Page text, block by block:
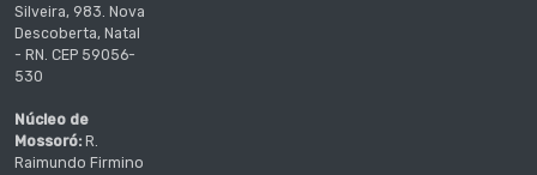
Silveira, 983. Nova
Descoberta, Natal
- RN. CEP 59056-
530
Núcleo de
Mossoró: R.
Raimundo Firmino